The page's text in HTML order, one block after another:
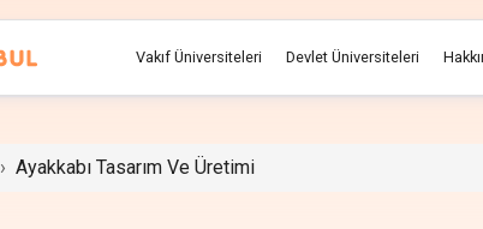
Vakıf Üniversiteleri Devlet Üniversiteleri
› Ayakkabı Tasarım Ve Üretimi